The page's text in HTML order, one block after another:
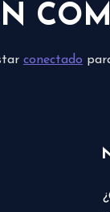
conectado